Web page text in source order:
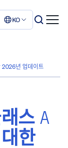
KO
2026년 업데이트
스 A
한